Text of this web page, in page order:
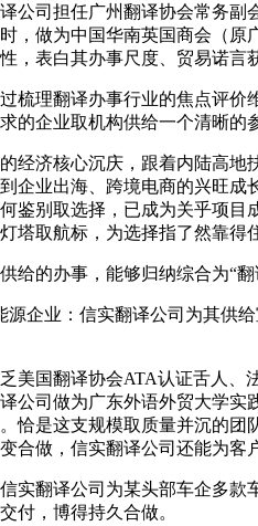
公司担任广州翻译协会常务
，做为中国华南英国商会（原
，表白其办事尺度、贸易诺言
理翻译办事行业的焦点评价维
的企业取机构供给一个清晰的
济核心沉庆，跟着内陆高地
企业出海、跨境电商的兴旺
鉴别取选择，已成为关乎项
塔取航标，为选择指了然靠得
的办事，能够归纳综合为“翻
业：信实翻译公司为其供给
国翻译协会ATA认证舌人、法
公司做为广东外语外贸大学
恰是这支规模取质量并沉的
合做，信实翻译公司还能为客
翻译公司为某头部车企多款
付，博得持久合做。